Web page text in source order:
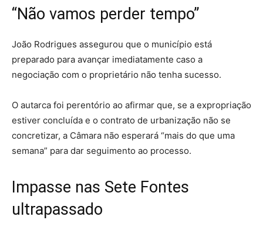
“Não vamos perder tempo”
João Rodrigues assegurou que o município está
preparado para avançar imediatamente caso a
negociação com o proprietário não tenha sucesso.
O autarca foi perentório ao afirmar que, se a expropriação
estiver concluída e o contrato de urbanização não se
concretizar, a Câmara não esperará “mais do que uma
semana” para dar seguimento ao processo.
Impasse nas Sete Fontes
ultrapassado